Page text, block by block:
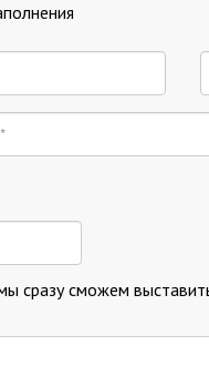
сразу сможем